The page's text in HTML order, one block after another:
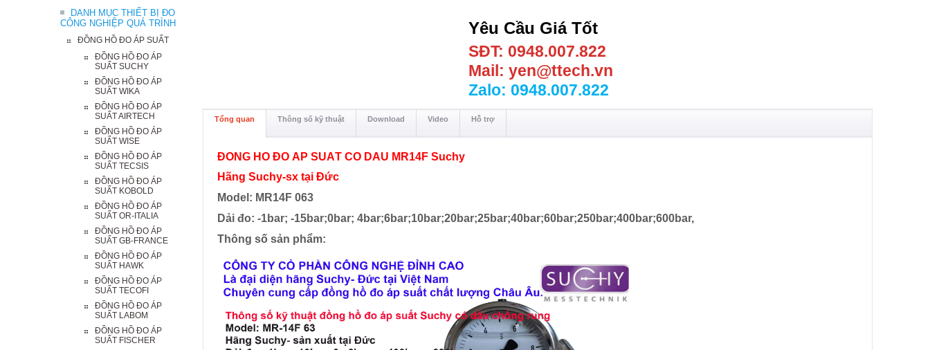
DANH MỤC THIẾT BỊ ĐO
CÔNG NGHIỆP QUÁ TRÌNH
ĐỒNG HỒ ĐO ÁP SUẤT
ĐỒNG HỒ ĐO ÁP
SUẤT SUCHY
ĐỒNG HỒ ĐO ÁP
SUẤT WIKA
ĐỒNG HỒ ĐO ÁP
SUẤT AIRTECH
ĐỒNG HỒ ĐO ÁP
SUẤT WISE
ĐỒNG HỒ ĐO ÁP
SUẤT TECSIS
ĐỒNG HỒ ĐO ÁP
SUẤT KOBOLD
ĐỒNG HỒ ĐO ÁP
SUẤT OR-ITALIA
ĐỒNG HỒ ĐO ÁP
SUẤT GB-FRANCE
ĐỒNG HỒ ĐO ÁP
SUẤT HAWK
ĐỒNG HỒ ĐO ÁP
SUẤT TECOFI
ĐỒNG HỒ ĐO ÁP
SUẤT LABOM
ĐỒNG HỒ ĐO ÁP
SUẤT FISCHER
Yêu Cầu Giá Tốt
SĐT: 0948.007.822
Mail: yen@ttech.vn
Zalo: 0948.007.822
Tổng quan Thông số kỹ thuật Download Video Hỗ trợ
ĐỒNG HỒ ĐO ÁP SUẤT CÓ DẦU MR14F Suchy
Hãng Suchy-sx tại Đức
Model: MR14F 063
Dải đo: -1bar; -15bar;0bar; 4bar;6bar;10bar;20bar;25bar;40bar;60bar;250bar;400bar;600bar,
Thông số sản phẩm: